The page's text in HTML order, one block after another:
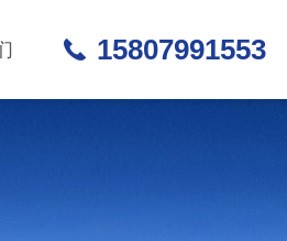
15807991553